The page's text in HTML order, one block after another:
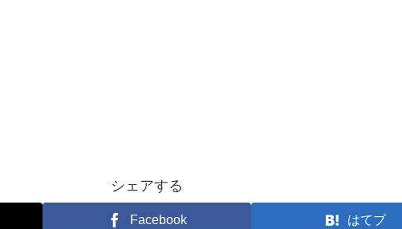
シェアする
Facebook はてブ